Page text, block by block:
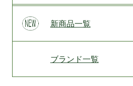
新商品一覧
ブランド一覧